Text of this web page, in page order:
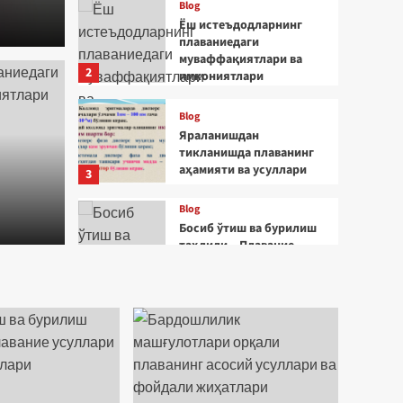
муваффақиятлари
2
Blog
Ёш истеъдодларнинг
плаваниедаги
муваффақиятлари ва
имкониятлари
3
Blog
Яраланишдан
тикланишда плаванинг
аҳамияти ва усуллари
Blog
Босиб ўтиш ва бурилиш
таҳлили – Плавание
Blog
Бардошлилик
машғулотлари орқали
плаванинг асосий
усуллари ва фойдали